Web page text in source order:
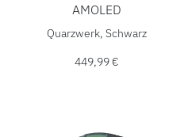
AMOLED, Ref: 010-02936-
AMOLED
Garmin Instinct® 3 – 45
Quarzwerk, Schwarz
449,99 €